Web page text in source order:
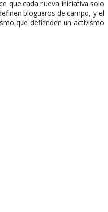
que cada nueva iniciativa solo
blogueros de campo, y el
que defienden un activismo